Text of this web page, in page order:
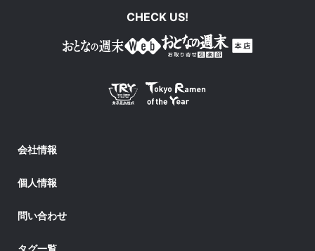
CHECK US!
会社情報
個人情報
問い合わせ
タグ一覧